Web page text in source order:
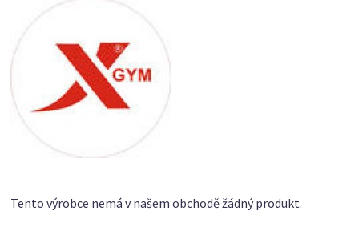
Tento výrobce nemá v našem obchodě žádný produkt.